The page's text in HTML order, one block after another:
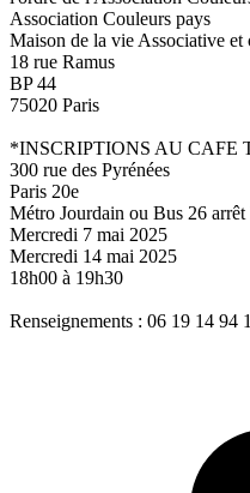
Association Couleurs pays
Maison de la vie Associative et
18 rue Ramus
BP 44
75020 Paris
*INSCRIPTIONS AU CAFE
300 rue des Pyrénées
Paris 20e
Métro Jourdain ou Bus 26 arrêt
Mercredi 7 mai 2025
Mercredi 14 mai 2025
18h00 à 19h30
Renseignements : 06 19 14 94